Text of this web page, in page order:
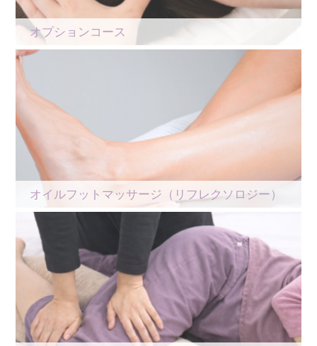
オプションコース
オイルフットマッサージ（リフレクソロジー）